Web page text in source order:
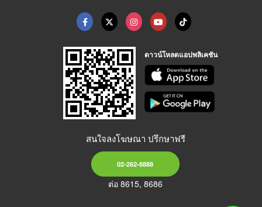
ดาวน์โหลดแอปพลิเคชัน
สนใจลงโฆษณา ปรึกษาฟรี
02-262-8888
ต่อ 8615, 8686